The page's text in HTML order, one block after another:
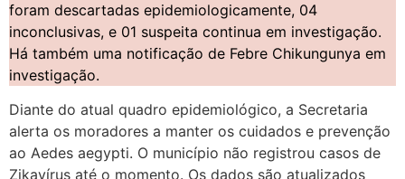
foram descartadas epidemiologicamente, 04
inconclusivas, e 01 suspeita continua em investigação.
Há também uma notificação de Febre Chikungunya em
investigação.
Diante do atual quadro epidemiológico, a Secretaria
alerta os moradores a manter os cuidados e prevenção
ao Aedes aegypti. O município não registrou casos de
Zikavírus até o momento. Os dados são atualizados